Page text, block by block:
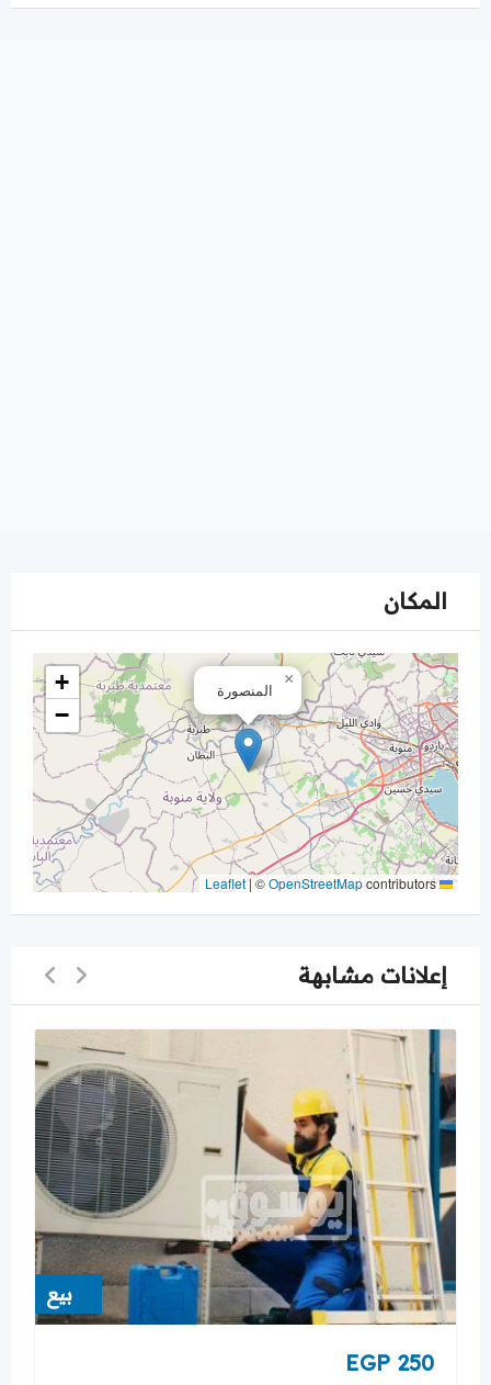
المكان
المنصورة
×
+
−
Leaflet
|©OpenStreetMapcontributors
إعلانات مشابهة
بيع
EGP 250